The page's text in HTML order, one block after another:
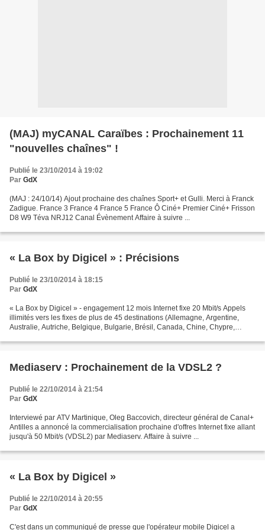
(MAJ) myCANAL Caraïbes : Prochainement 11
"nouvelles chaînes" !
Publié le 23/10/2014 à 19:02
Par GdX
(MAJ : 24/10/14) Ajout prochaine des chaînes Sport+ et Gulli. Merci à Franck
Zadigue. France 3 France 4 France 5 France Ô Ciné+ Premier Ciné+ Frisson
D8 W9 Téva NRJ12 Canal Évènement Affaire à suivre ...
« La Box by Digicel » : Précisions
Publié le 23/10/2014 à 18:15
Par GdX
« La Box by Digicel » - engagement 12 mois Internet fixe 20 Mbit/s Appels
illimités vers les fixes de plus de 45 destinations (Allemagne, Argentine,
Australie, Autriche, Belgique, Bulgarie, Brésil, Canada, Chine, Chypre,
Mediaserv : Prochainement de la VDSL2 ?
Publié le 22/10/2014 à 21:54
Par GdX
Interviewé par ATV Martinique, Oleg Baccovich, directeur général de Canal+
Antilles a annoncé la commercialisation prochaine d'offres Internet fixe allant
jusqu'à 50 Mbit/s (VDSL2) par Mediaserv. Affaire à suivre ...
« La Box by Digicel »
Publié le 22/10/2014 à 20:55
Par GdX
C'est dans un communiqué de presse que l'opérateur mobile Digicel a